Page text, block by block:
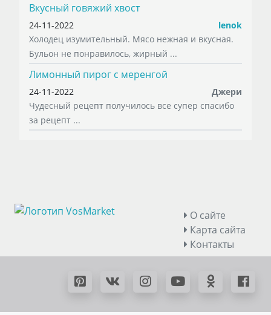
Вкусный говяжий хвост
24-11-2022
lenok
Холодец изумительный. Мясо нежная и вкусная.
Бульон не понравилось, жирный ...
Лимонный пирог с меренгой
24-11-2022
Джери
Чудесный рецепт получилось все супер спасибо
за рецепт ...
О сайте
Карта сайта
Контакты